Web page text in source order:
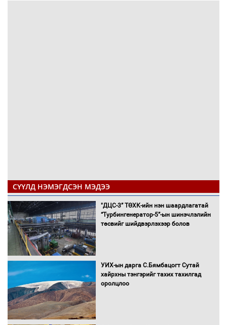
СҮҮЛД НЭМЭГДСЭН МЭДЭЭ
"ДЦС-3” ТӨХК-ийн нэн шаардлагатай
“Турбингенератор-5”-ын шинэчлэлийн
төсвийг шийдвэрлэхээр болов
УИХ-ын дарга С.Бямбацогт Сутай
хайрхны тэнгэрийг тахих тахилгад
оролцлоо